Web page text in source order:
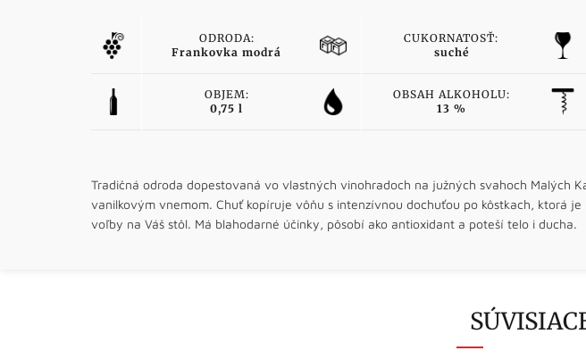
ODRODA:
Frankovka modrá
CUKORNATOSŤ:
suché
OBJEM:
0,75 l
OBSAH ALKOHOLU:
13 %
Tradičná odroda dopestovaná vo vlastných vinohradoch na južných svahoch
vanilkovým vnemom. Chuť kopíruje vôňu s intenzívnou dochuťou po kôstkach, ktorá
voľby na Váš stôl. Má blahodarné účinky, pôsobí ako antioxidant a poteší telo i ducha.